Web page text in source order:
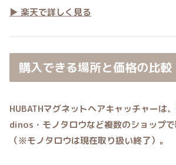
▶ 楽天で詳しく見る
購入できる場所と価格の比較
HUBATHマグネットヘアキャッチャーは
dinos・モノタロウなど複数のショップ
（※モノタロウは現在取り扱い終了）。